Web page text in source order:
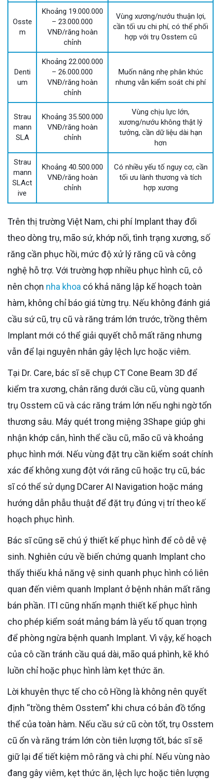
Osste
m
Khoảng 19.000.000
– 23.000.000
VNĐ/răng hoàn
chỉnh
Vùng xương/nướu thuận lợi,
cần tối ưu chi phí, có thể phối
hợp với trụ Osstem cũ
Denti
um
Khoảng 22.000.000
– 26.000.000
VNĐ/răng hoàn
chỉnh
Muốn nâng nhẹ phân khúc
nhưng vẫn kiểm soát chi phí
Strau
mann
SLA
Khoảng 35.500.000
VNĐ/răng hoàn
chỉnh
Vùng chịu lực lớn,
xương/nướu không thật lý
tưởng, cần dữ liệu dài hạn
hơn
Strau
mann
SLAct
ive
Khoảng 40.500.000
VNĐ/răng hoàn
chỉnh
Có nhiều yếu tố nguy cơ, cần
tối ưu lành thương và tích
hợp xương
Trên thị trường Việt Nam, chi phí Implant thay đổi
theo dòng trụ, mão sứ, khớp nối, tình trạng xương, số
răng cần phục hồi, mức độ xử lý răng cũ và công
nghệ hỗ trợ. Với trường hợp nhiều phục hình cũ, cô
nên chọn nha khoa có khả năng lập kế hoạch toàn
hàm, không chỉ báo giá từng trụ. Nếu không đánh giá
cầu sứ cũ, trụ cũ và răng trám lớn trước, trồng thêm
Implant mới có thể giải quyết chỗ mất răng nhưng
vẫn để lại nguyên nhân gây lệch lực hoặc viêm.
Tại Dr. Care, bác sĩ sẽ chụp CT Cone Beam 3D để
kiểm tra xương, chân răng dưới cầu cũ, vùng quanh
trụ Osstem cũ và các răng trám lớn nếu nghi ngờ tổn
thương sâu. Máy quét trong miệng 3Shape giúp ghi
nhận khớp cắn, hình thể cầu cũ, mão cũ và khoảng
phục hình mới. Nếu vùng đặt trụ cần kiểm soát chính
xác để không xung đột với răng cũ hoặc trụ cũ, bác
sĩ có thể sử dụng DCarer AI Navigation hoặc máng
hướng dẫn phẫu thuật để đặt trụ đúng vị trí theo kế
hoạch phục hình.
Bác sĩ cũng sẽ chú ý thiết kế phục hình để cô dễ vệ
sinh. Nghiên cứu về biến chứng quanh Implant cho
thấy thiếu khả năng vệ sinh quanh phục hình có liên
quan đến viêm quanh Implant ở bệnh nhân mất răng
bán phần. ITI cũng nhấn mạnh thiết kế phục hình
cho phép kiểm soát mảng bám là yếu tố quan trọng
để phòng ngừa bệnh quanh Implant. Vì vậy, kế hoạch
của cô cần tránh cầu quá dài, mão quá phình, kẽ khó
luồn chỉ hoặc phục hình làm kẹt thức ăn.
Lời khuyên thực tế cho cô Hồng là không nên quyết
định “trồng thêm Osstem” khi chưa có bản đồ tổng
thể của toàn hàm. Nếu cầu sứ cũ còn tốt, trụ Osstem
cũ ổn và răng trám lớn còn tiên lượng tốt, bác sĩ sẽ
giữ lại để tiết kiệm mô răng và chi phí. Nếu vùng nào
đang gây viêm, kẹt thức ăn, lệch lực hoặc tiên lượng